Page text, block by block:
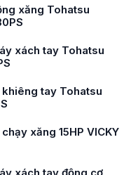
máy bơm […]
xăng Tohatsu
xách tay Tohatsu
tay Tohatsu
xăng 15HP VICKY